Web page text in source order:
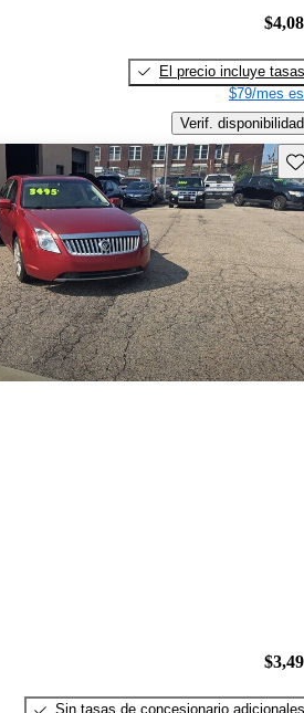
El precio incluye tasas
$79/mes
Verif. disponibilidad
Sin tasas de concesionario adicionales